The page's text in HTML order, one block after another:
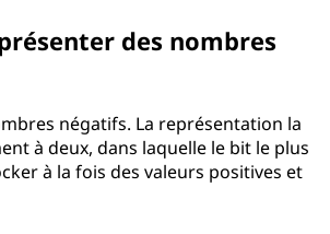
des nombres
négatifs. La représentation la
à deux, dans laquelle le bit le plus
à la fois des valeurs positives et